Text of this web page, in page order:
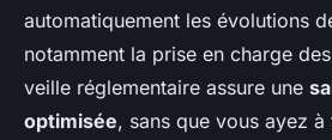
automatiquement les évolutions
notamment la prise en charge
veille réglementaire assure une
optimisée, sans que vous ayez à